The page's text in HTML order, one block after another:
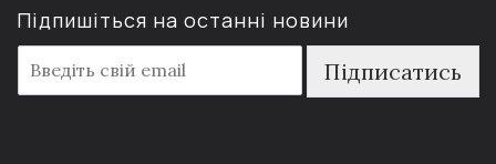
Підпишіться на останні новини
m
a
Підписатись